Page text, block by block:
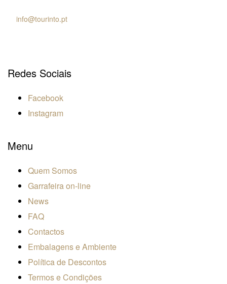
info@tourinto.pt
Redes Sociais
Facebook
Instagram
Menu
Quem Somos
Garrafeira on-line
News
FAQ
Contactos
Embalagens e Ambiente
Política de Descontos
Termos e Condições